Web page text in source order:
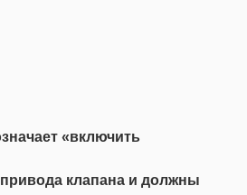
«включить
клапана и должны